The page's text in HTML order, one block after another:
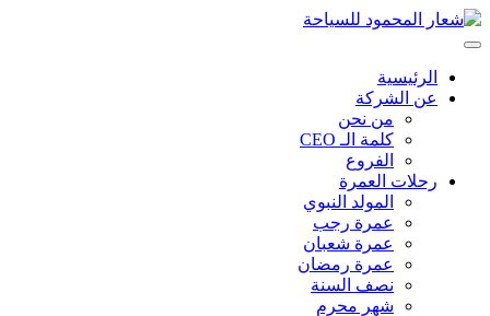
الرئيسية
عن الشركة
من نحن
كلمة الـ CEO
الفروع
رحلات العمرة
المولد النبوي
عمرة رجب
عمرة شعبان
عمرة رمضان
نصف السنة
شهر محرم